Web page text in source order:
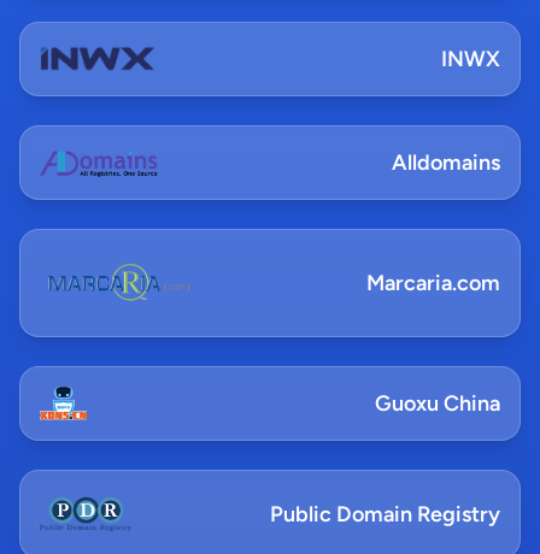
INWX
Alldomains
Marcaria.com
Guoxu China
Public Domain Registry